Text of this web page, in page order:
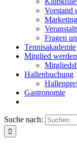
Vorstand
Fragen
Tennisakademie
Mitglied werden
Hallenbuchung
Gastronomie
Suche nach: